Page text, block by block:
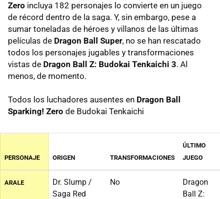
Zero incluya 182 personajes lo convierte en un juego
de récord dentro de la saga. Y, sin embargo, pese a
sumar toneladas de héroes y villanos de las últimas
películas de Dragon Ball Super, no se han rescatado
todos los personajes jugables y transformaciones
vistas de Dragon Ball Z: Budokai Tenkaichi 3. Al
menos, de momento.
Todos los luchadores ausentes en Dragon Ball
Sparking! Zero de Budokai Tenkaichi
PERSONAJE ORIGEN TRANSFORMACIONES
ÚLTIMO
JUEGO
ARALE
Dr. Slump /
Saga Red
No
Dragon
Ball Z: